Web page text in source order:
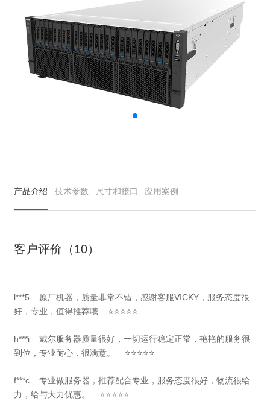
产品介绍 技术参数 尺寸和接口 应用案例
客户评价（10）
l***5 原厂机器，质量非常不错，感谢客服VICKY，服务态度很
好，专业，值得推荐哦 ⭐⭐⭐⭐⭐
h***i 戴尔服务器质量很好，一切运行稳定正常，艳艳的服务很
到位，专业耐心，很满意。 ⭐⭐⭐⭐⭐
f***c 专业做服务器，推荐配合专业，服务态度很好，物流很给
力，给与大力优惠。 ⭐⭐⭐⭐⭐